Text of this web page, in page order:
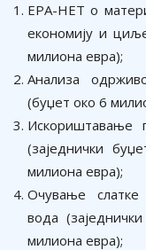
ЕРА-НЕТ о
економију и
милиона евра);
Анализа
(буџет око 6
Искориштавање
(заједнички
милиона евра);
Очување слатке
вода
милиона евра);